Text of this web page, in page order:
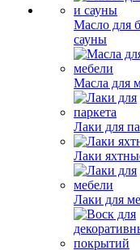
Масло для
сауны
Масла для
Лаки для
Лаки
Лаки для